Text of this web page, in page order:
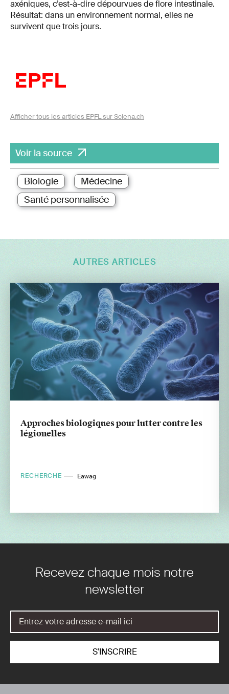
axéniques, c’est-à-dire dépourvues de flore intestinale.
Résultat: dans un environnement normal, elles ne
survivent que trois jours.
Afficher tous les articles EPFL sur Sciena.ch
Voir la source
Biologie
Médecine
Santé personnalisée
AUTRES ARTICLES
Approches biologiques pour lutter contre les
légionelles
RECHERCHE Eawag
Recevez chaque mois notre
newsletter